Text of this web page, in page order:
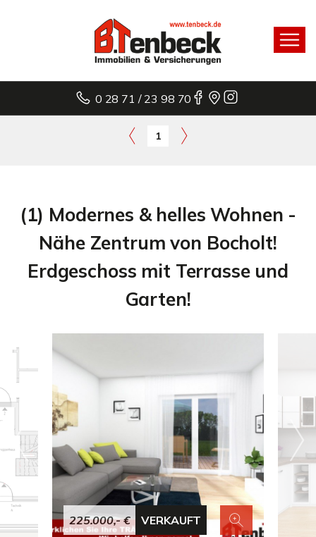
0 28 71 / 23 98 70
1
(1) Modernes & helles Wohnen -
Nähe Zentrum von Bocholt!
Erdgeschoss mit Terrasse und
Garten!
225.000,- € VERKAUFT